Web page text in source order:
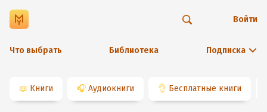
Что выбрать Библиотека Подписка
Войти
📖 Книги 🎧 Аудиокниги 👌 Бесплатные книги